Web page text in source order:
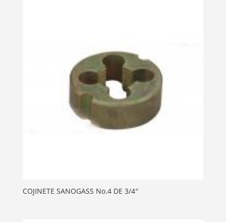
COJINETE SANOGASS No.4 DE 3/4″